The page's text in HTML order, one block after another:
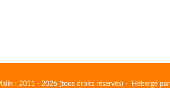
: 2011 - 2026 (tous droits réservés) - Hébergé par